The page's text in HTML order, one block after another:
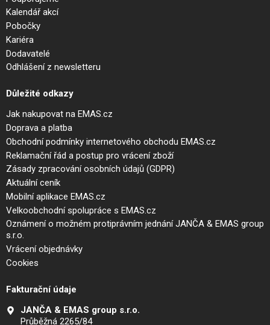
Kalendář akcí
Pobočky
Kariéra
Dodavatelé
Odhlášení z newsletteru
Důležité odkazy
Jak nakupovat na EMAS.cz
Doprava a platba
Obchodní podmínky internetového obchodu EMAS.cz
Reklamační řád a postup pro vrácení zboží
Zásady zpracování osobních údajů (GDPR)
Aktuální ceník
Mobilní aplikace EMAS.cz
Velkoobchodní spolupráce s EMAS.cz
Oznámení o možném protiprávním jednání JANČA & EMAS group
s.r.o.
Vrácení objednávky
Cookies
Fakturační údaje
JANČA & EMAS group s.r.o.
Průběžná 2265/84